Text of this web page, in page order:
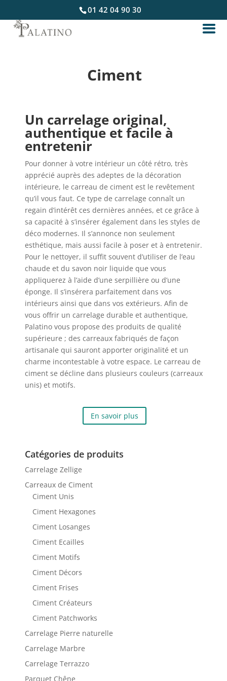
01 42 04 90 30
Ciment
Un carrelage original,
authentique et facile à
entretenir
Pour donner à votre intérieur un côté rétro, très
apprécié auprès des adeptes de la décoration
intérieure, le carreau de ciment est le revêtement
qu’il vous faut. Ce type de carrelage connaît un
regain d’intérêt ces dernières années, et ce grâce à
sa capacité à s’insérer également dans les styles de
déco modernes. Il s’annonce non seulement
esthétique, mais aussi facile à poser et à entretenir.
Pour le nettoyer, il suffit souvent d’utiliser de l’eau
chaude et du savon noir liquide que vous
appliquerez à l’aide d’une serpillière ou d’une
éponge. Il s’insérera parfaitement dans vos
intérieurs ainsi que dans vos extérieurs. Afin de
vous offrir un carrelage durable et authentique,
Palatino vous propose des produits de qualité
supérieure ; des carreaux fabriqués de façon
artisanale qui sauront apporter originalité et un
charme incontestable à votre espace. Le carreau de
ciment se décline dans plusieurs couleurs (carreaux
unis) et motifs.
En savoir plus
Catégories de produits
Carrelage Zellige
Carreaux de Ciment
Ciment Unis
Ciment Hexagones
Ciment Losanges
Ciment Ecailles
Ciment Motifs
Ciment Décors
Ciment Frises
Ciment Créateurs
Ciment Patchworks
Carrelage Pierre naturelle
Carrelage Marbre
Carrelage Terrazzo
Parquet Chêne